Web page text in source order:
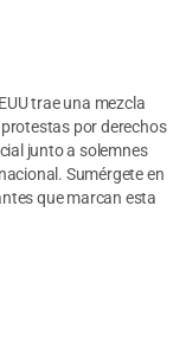
trae una mezcla
por derechos
junto a solemnes
Sumérgete en
que marcan esta